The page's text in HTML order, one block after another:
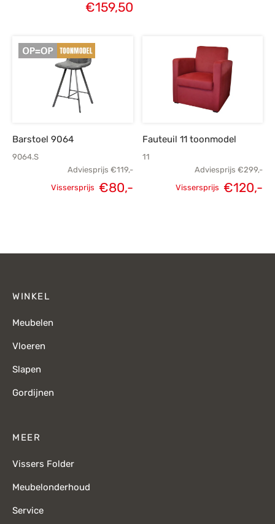
€159,50
Barstoel 9064
9064.S
Adviesprijs €119,-
Vissersprijs €80,-
Fauteuil 11 toonmodel
11
Adviesprijs €299,-
Vissersprijs €120,-
WINKEL
Meubelen
Vloeren
Slapen
Gordijnen
MEER
Vissers Folder
Meubelonderhoud
Service